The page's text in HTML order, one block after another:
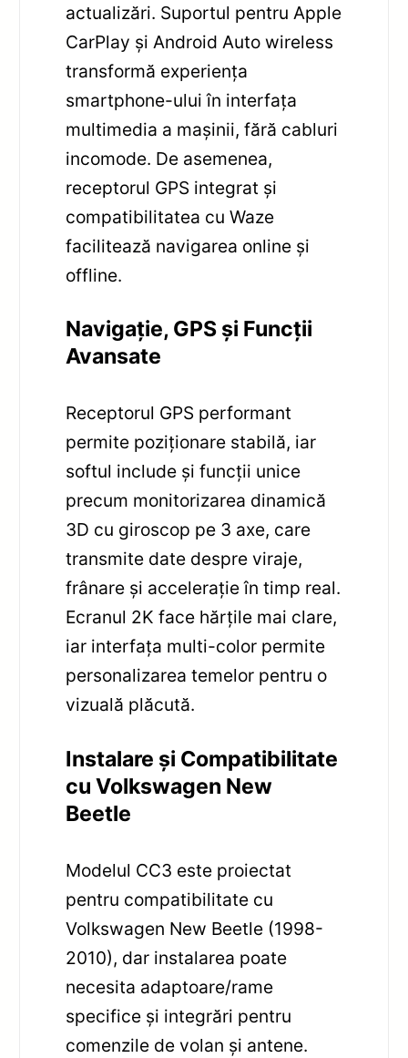
actualizări. Suportul pentru Apple
CarPlay și Android Auto wireless
transformă experiența
smartphone-ului în interfața
multimedia a mașinii, fără cabluri
incomode. De asemenea,
receptorul GPS integrat și
compatibilitatea cu Waze
facilitează navigarea online și
offline.
Navigație, GPS și Funcții
Avansate
Receptorul GPS performant
permite poziționare stabilă, iar
softul include și funcții unice
precum monitorizarea dinamică
3D cu giroscop pe 3 axe, care
transmite date despre viraje,
frânare și accelerație în timp real.
Ecranul 2K face hărțile mai clare,
iar interfața multi-color permite
personalizarea temelor pentru o
vizuală plăcută.
Instalare și Compatibilitate
cu Volkswagen New
Beetle
Modelul CC3 este proiectat
pentru compatibilitate cu
Volkswagen New Beetle (1998-
2010), dar instalarea poate
necesita adaptoare/rame
specifice și integrări pentru
comenzile de volan și antene.